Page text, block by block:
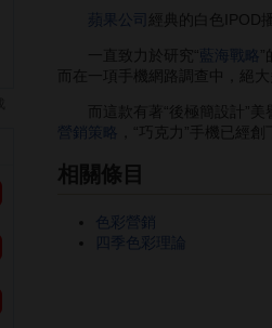
蘋果公司 經典的白色IPOD
一直致力於研究“藍海戰略
而在一項手機網路調查中，絕
而這款有著“後極簡設計”美
營銷策略
，“巧克力”手機已經
相關條目
色彩營銷
四季色彩理論